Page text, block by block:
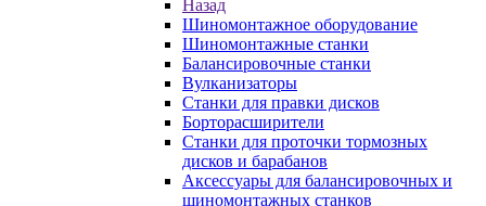
Назад
Шиномонтажное оборудование
Шиномонтажные станки
Балансировочные станки
Вулканизаторы
Станки для правки дисков
Борторасширители
Станки для проточки тормозных
дисков и барабанов
Аксессуары для балансировочных и
шиномонтажных станков